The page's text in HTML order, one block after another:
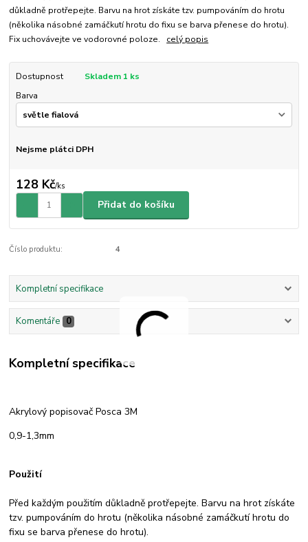
důkladně protřepejte. Barvu na hrot získáte tzv. pumpováním do hrotu
(několika násobné zamáčkutí hrotu do fixu se barva přenese do hrotu).
Fix uchovávejte ve vodorovné poloze. celý popis
Dostupnost
Skladem 1 ks
Barva
Nejsme plátci DPH
128 Kč/ks
Přidat do košíku
Číslo produktu: 4
Kompletní specifikace
Komentáře 0
Kompletní specifikace
Akrylový popisovač Posca 3M
0,9-1,3mm
Použití
Před každým použitím důkladně protřepejte. Barvu na hrot získáte
tzv. pumpováním do hrotu (několika násobné zamáčkutí hrotu do
fixu se barva přenese do hrotu).